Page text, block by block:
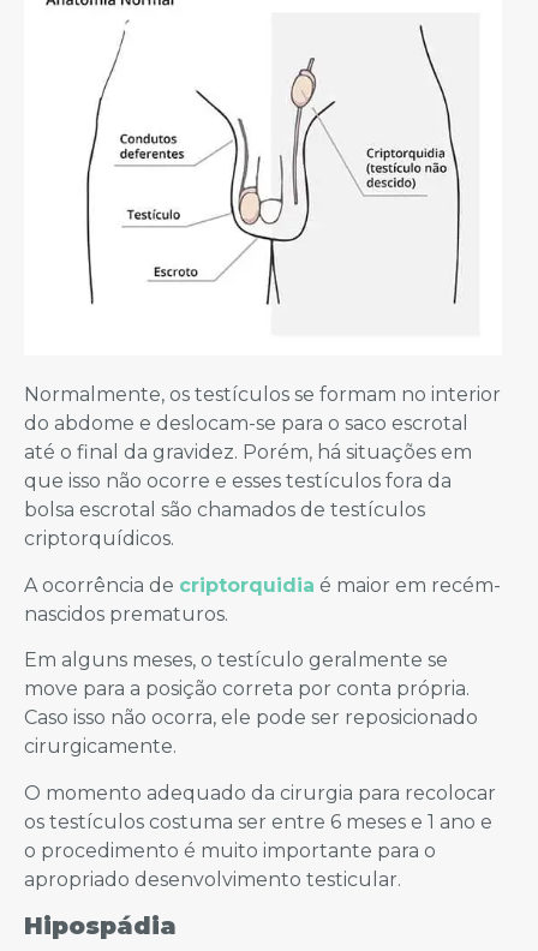
Normalmente, os testículos se formam no interior
do abdome e deslocam-se para o saco escrotal
até o final da gravidez. Porém, há situações em
que isso não ocorre e esses testículos fora da
bolsa escrotal são chamados de testículos
criptorquídicos.
A ocorrência de criptorquidia é maior em recém-
nascidos prematuros.
Em alguns meses, o testículo geralmente se
move para a posição correta por conta própria.
Caso isso não ocorra, ele pode ser reposicionado
cirurgicamente.
O momento adequado da cirurgia para recolocar
os testículos costuma ser entre 6 meses e 1 ano e
o procedimento é muito importante para o
apropriado desenvolvimento testicular.
Hipospádia